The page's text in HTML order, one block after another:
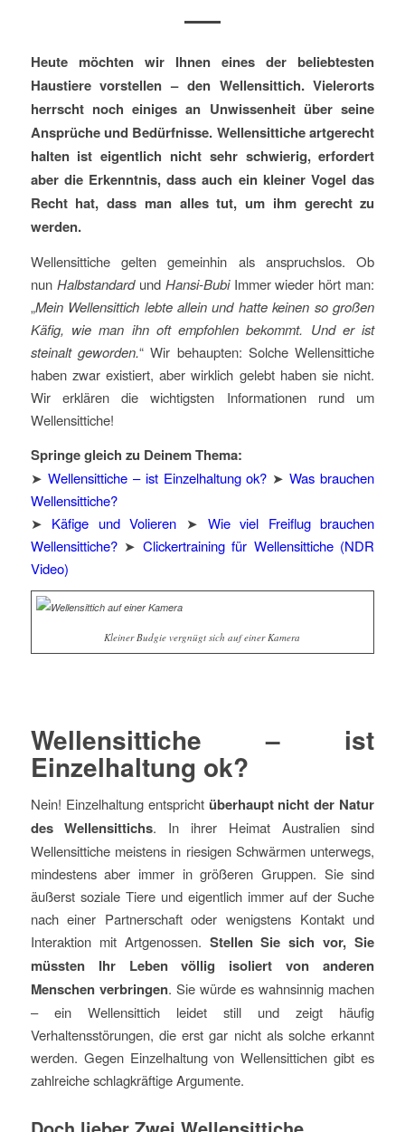
Heute möchten wir Ihnen eines der beliebtesten
Haustiere vorstellen – den Wellensittich. Vielerorts
herrscht noch einiges an Unwissenheit über seine
Ansprüche und Bedürfnisse. Wellensittiche artgerecht
halten ist eigentlich nicht sehr schwierig, erfordert
aber die Erkenntnis, dass auch ein kleiner Vogel das
Recht hat, dass man alles tut, um ihm gerecht zu
werden.
Wellensittiche gelten gemeinhin als anspruchslos. Ob
nun Halbstandardund Hansi-BubiImmer wieder hört man:
„Mein Wellensittich lebte allein und hatte keinen so großen
Käfig, wie man ihn oft empfohlen bekommt. Und er ist
steinalt geworden.“ Wir behaupten: Solche Wellensittiche
haben zwar existiert, aber wirklich gelebt haben sie nicht.
Wir erklären die wichtigsten Informationen rund um
Wellensittiche!
Springe gleich zu Deinem Thema:
➤ Wellensittiche – ist Einzelhaltung ok? ➤Was brauchen
Wellensittiche?
➤ Käfige und Volieren ➤ Wie viel Freiflug brauchen
Wellensittiche?➤ Clickertraining für Wellensittiche (NDR
Video)
Kleiner Budgie vergnügt sich auf einer Kamera
Wellensittiche – ist
Einzelhaltung ok?
Nein! Einzelhaltung entspricht überhaupt nicht der Natur
des Wellensittichs. In ihrer Heimat Australien sind
Wellensittiche meistens in riesigen Schwärmen unterwegs,
mindestens aber immer in größeren Gruppen. Sie sind
äußerst soziale Tiere und eigentlich immer auf der Suche
nach einer Partnerschaft oder wenigstens Kontakt und
Interaktion mit Artgenossen. Stellen Sie sich vor, Sie
müssten Ihr Leben völlig isoliert von anderen
Menschen verbringen. Sie würde es wahnsinnig machen
– ein Wellensittich leidet still und zeigt häufig
Verhaltensstörungen, die erst gar nicht als solche erkannt
werden. Gegen Einzelhaltung von Wellensittichen gibt es
zahlreiche schlagkräftige Argumente.